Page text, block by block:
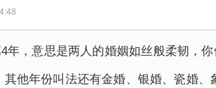
年，意思是两人的婚姻如丝般柔韧，
他年份叫法还有金婚、银婚、瓷婚、